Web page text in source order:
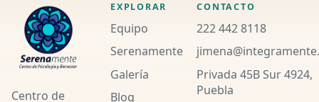
Centro de
EXPLORAR
Equipo
Serenamente
Galería
Blog
CONTACTO
222 442 8118
Privada 45B Sur 4924,
Puebla